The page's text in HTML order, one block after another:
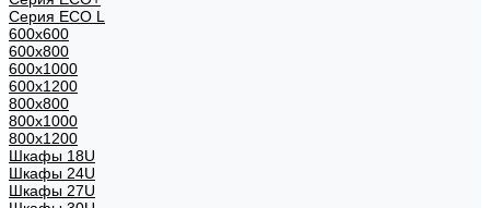
Серия ECO L
600x600
600x800
600х1000
600х1200
800x800
800х1000
800х1200
Шкафы 18U
Шкафы 24U
Шкафы 27U